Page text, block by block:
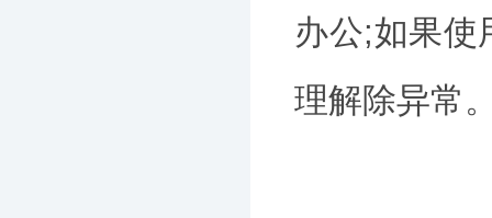
办公;如果使
理解除异常